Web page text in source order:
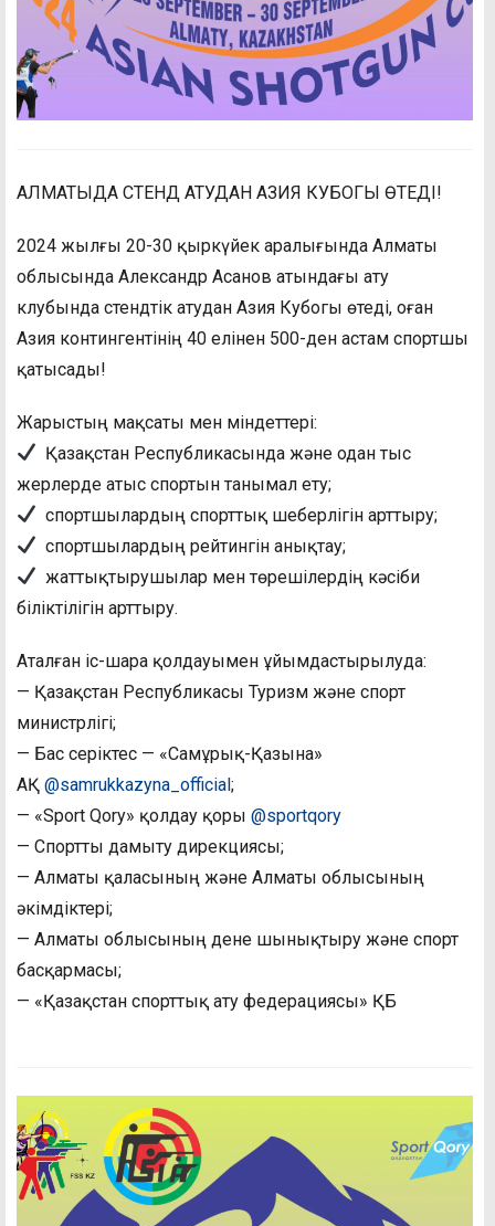
АЛМАТЫДА СТЕНД АТУДАН АЗИЯ КУБОГЫ ӨТЕДІ!
2024 жылғы 20-30 қыркүйек аралығында Алматы
облысында Александр Асанов атындағы ату
клубында стендтік атудан Азия Кубогы өтеді, оған
Азия контингентінің 40 елінен 500-ден астам спортшы
қатысады!
Жарыстың мақсаты мен міндеттері:
Қазақстан Республикасында және одан тыс
жерлерде атыс спортын танымал ету;
спортшылардың спорттық шеберлігін арттыру;
спортшылардың рейтингін анықтау;
жаттықтырушылар мен төрешілердің кәсіби
біліктілігін арттыру.
Аталған іс-шара қолдауымен ұйымдастырылуда:
— Қазақстан Республикасы Туризм және спорт
министрлігі;
— Бас серіктес — «Самұрық-Қазына»
АҚ @samrukkazyna_official;
— «Sport Qory» қолдау қоры @sportqory
— Спортты дамыту дирекциясы;
— Алматы қаласының және Алматы облысының
әкімдіктері;
— Алматы облысының дене шынықтыру және спорт
басқармасы;
— «Қазақстан спорттық ату федерациясы» ҚБ